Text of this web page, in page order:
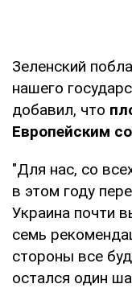
Зеленский
нашего
добавил, что
Европейским
"Для нас, со
в этом году
Украина почти
семь
стороны все
остался один